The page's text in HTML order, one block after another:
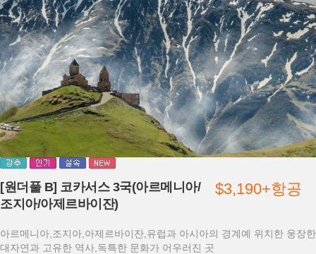
[원더풀 B] 코카서스 3국(아르메니아/
조지아/아제르바이잔)
아르메니아,조지아,아제르바이잔,유럽과 아시아의 경계예 위치한 웅장한
대자연과 고유한 역사,독특한 문화가 어우러진 곳
$3,190+항공